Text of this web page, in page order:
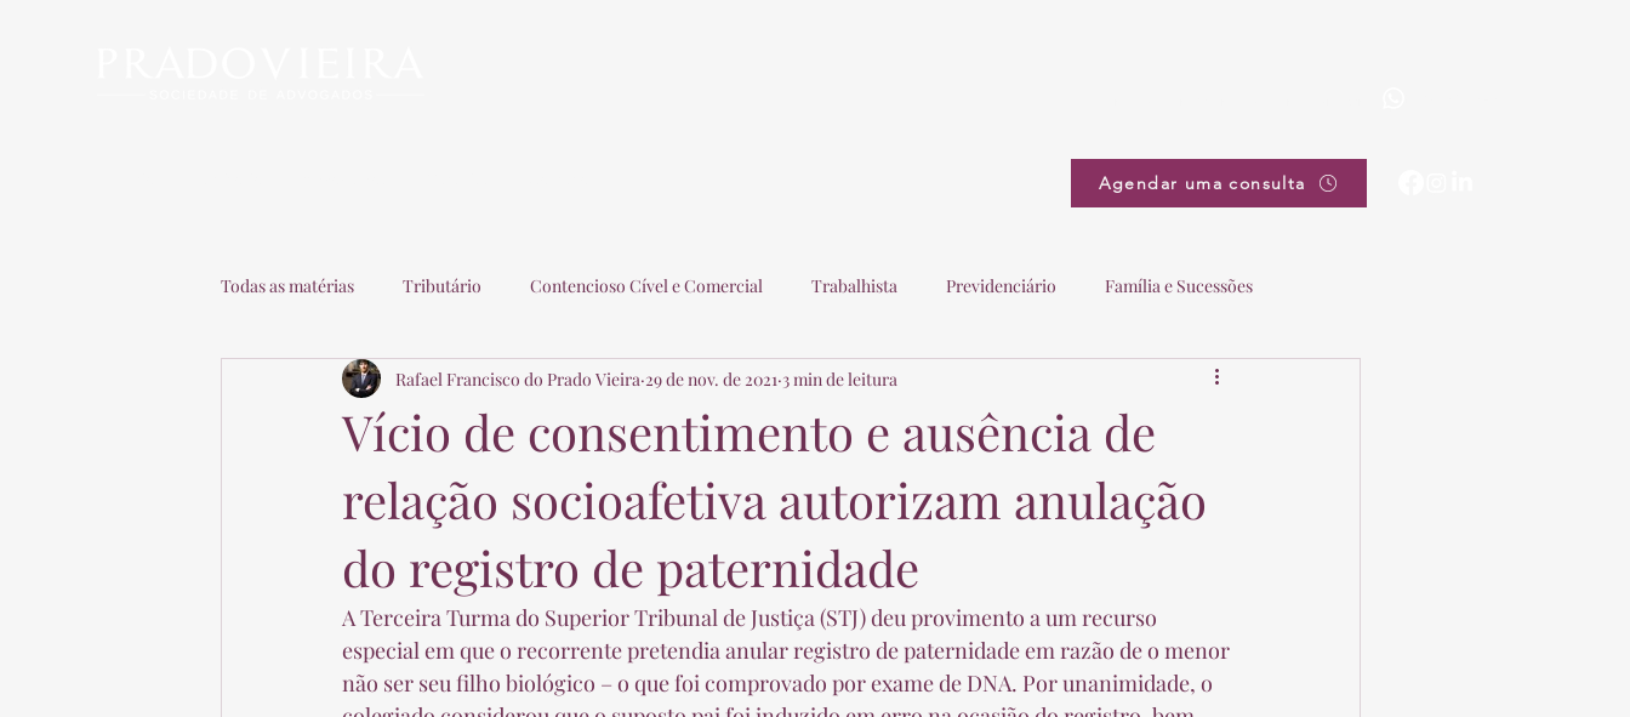
Agendar uma consulta
Todas as matérias Tributário Contencioso Cível e Comercial Trabalhista Previdenciário Família e Sucessões
Recuperação de Empresas Advogados Eleitoral Imobiliário Consumidor
Vício de consentimento e ausência de
relação socioafetiva autorizam anulação
do registro de paternidade
Rafael Francisco do Prado Vieira 29 de nov. de 2021 3 min de leitura
A Terceira Turma do Superior Tribunal de Justiça (STJ) deu provimento a um recurso
especial em que o recorrente pretendia anular registro de paternidade em razão de o menor
não ser seu filho biológico – o que foi comprovado por exame de DNA. Por unanimidade, o